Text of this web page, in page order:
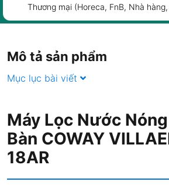
Thương mại (Horeca, FnB, Nhà
Mô tả sản phẩm
Mục lục bài viết
Máy Lọc Nước
Bàn COWAY
18AR